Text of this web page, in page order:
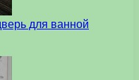
для ванной